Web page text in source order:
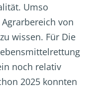
Umso
von
wissen. Für Die
noch relativ
2025 konnten